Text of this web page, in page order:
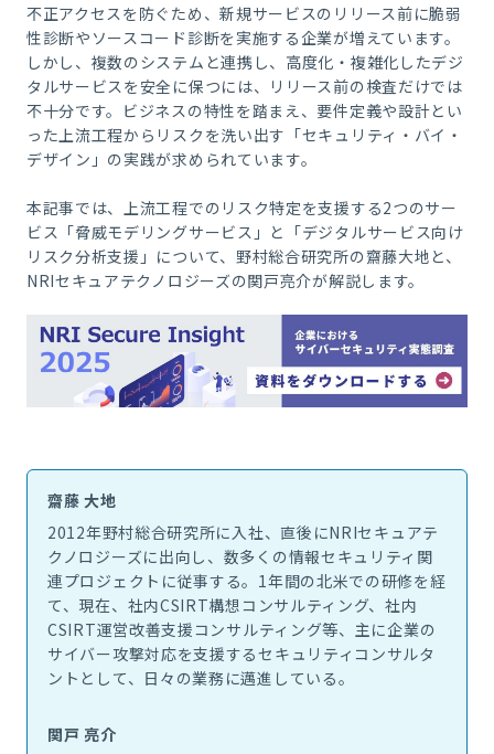
不正アクセスを防ぐため、新規サービスのリリース前に脆弱
性診断やソースコード診断を実施する企業が増えています。
しかし、複数のシステムと連携し、高度化・複雑化したデジ
タルサービスを安全に保つには、リリース前の検査だけでは
不十分です。ビジネスの特性を踏まえ、要件定義や設計とい
った上流工程からリスクを洗い出す「セキュリティ・バイ・
デザイン」の実践が求められています。
本記事では、上流工程でのリスク特定を支援する2つのサー
ビス「脅威モデリングサービス」と「デジタルサービス向け
リスク分析支援」について、野村総合研究所の齋藤大地と、
NRIセキュアテクノロジーズの関戸亮介が解説します。
齋藤 大地
2012年野村総合研究所に入社、直後にNRIセキュアテ
クノロジーズに出向し、数多くの情報セキュリティ関
連プロジェクトに従事する。1年間の北米での研修を経
て、現在、社内CSIRT構想コンサルティング、社内
CSIRT運営改善支援コンサルティング等、主に企業の
サイバー攻撃対応を支援するセキュリティコンサルタ
ントとして、日々の業務に邁進している。
関戸 亮介